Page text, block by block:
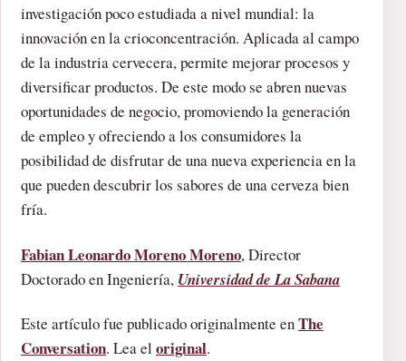
investigación poco estudiada a nivel mundial: la
innovación en la crioconcentración. Aplicada al campo
de la industria cervecera, permite mejorar procesos y
diversificar productos. De este modo se abren nuevas
oportunidades de negocio, promoviendo la generación
de empleo y ofreciendo a los consumidores la
posibilidad de disfrutar de una nueva experiencia en la
que pueden descubrir los sabores de una cerveza bien
fría.
Fabian Leonardo Moreno Moreno, Director
Doctorado en Ingeniería, Universidad de La Sabana
Este artículo fue publicado originalmente enThe
Conversation. Lea el original.